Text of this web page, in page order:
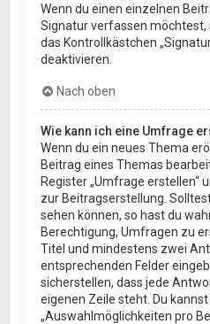
Wenn du einen einzelnen
Signatur verfassen
das Kontrollkästchen
deaktivieren.
Nach oben
Wie kann ich eine Umfrage
Wenn du ein neues Thema
Beitrag eines Themas
Register „Umfrage erstellen“
zur Beitragserstellung.
sehen können, so hast du
Berechtigung, Umfragen zu
Titel und mindestens zwei
entsprechenden Felder
sicherstellen, dass jede
eigenen Zeile steht. Du
„Auswahlmöglichkeiten pro